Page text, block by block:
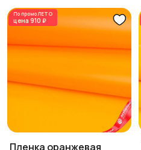
По промоЛЕТО
цена 910 ₽
Пленка оранжевая